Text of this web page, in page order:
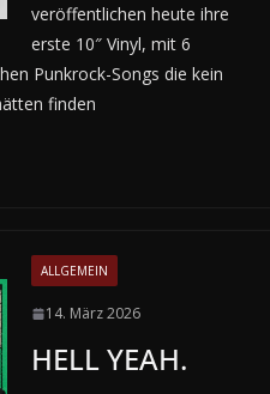
veröffentlichen heute ihre
erste 10″ Vinyl, mit 6
Punkrock-Songs die kein
finden
ALLGEMEIN
14. März 2026
HELL YEAH.